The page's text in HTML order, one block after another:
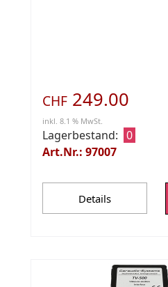
CHF 249.00
inkl. 8.1 % MwSt.
Lagerbestand: 0
Art.Nr.: 97007
Details